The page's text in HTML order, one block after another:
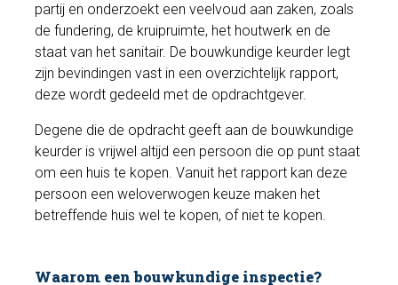
partij en onderzoekt een veelvoud aan zaken, zoals
de fundering, de kruipruimte, het houtwerk en de
staat van het sanitair. De bouwkundige keurder legt
zijn bevindingen vast in een overzichtelijk rapport,
deze wordt gedeeld met de opdrachtgever.
Degene die de opdracht geeft aan de bouwkundige
keurder is vrijwel altijd een persoon die op punt staat
om een huis te kopen. Vanuit het rapport kan deze
persoon een weloverwogen keuze maken het
betreffende huis wel te kopen, of niet te kopen.
Waarom een bouwkundige inspectie?